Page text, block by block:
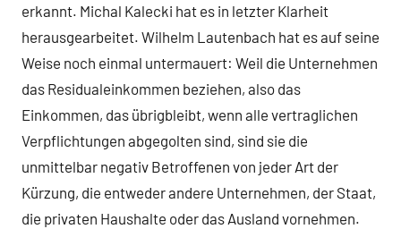
erkannt. Michal Kalecki hat es in letzter Klarheit
herausgearbeitet. Wilhelm Lautenbach hat es auf seine
Weise noch einmal untermauert: Weil die Unternehmen
das Residualeinkommen beziehen, also das
Einkommen, das übrigbleibt, wenn alle vertraglichen
Verpflichtungen abgegolten sind, sind sie die
unmittelbar negativ Betroffenen von jeder Art der
Kürzung, die entweder andere Unternehmen, der Staat,
die privaten Haushalte oder das Ausland vornehmen.